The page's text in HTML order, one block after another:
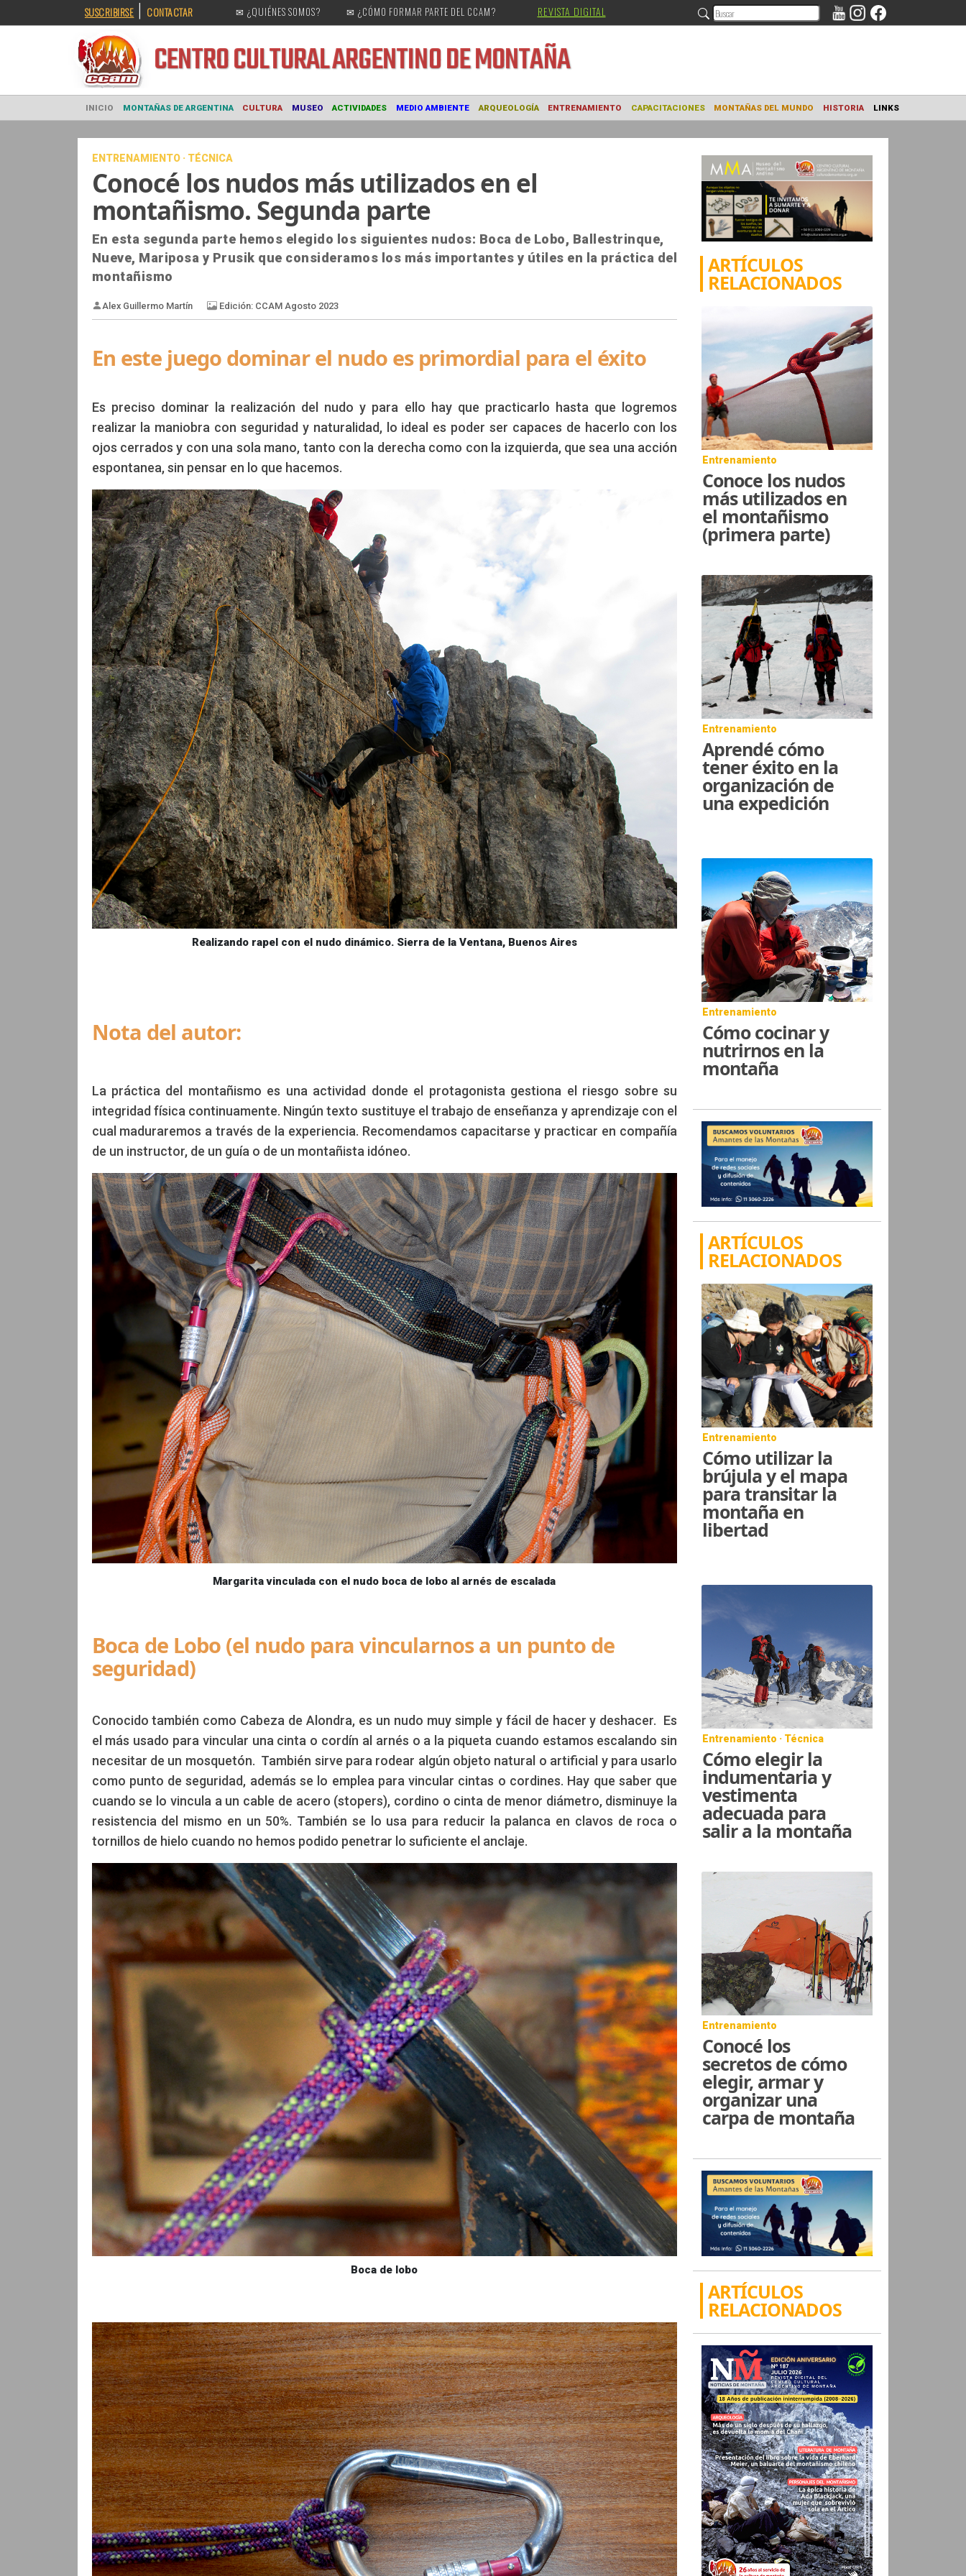
SUSCRIBIRSE | CONTACTAR ✉ ¿QUIÉNES SOMOS? ✉ ¿CÓMO FORMAR PARTE DEL CCAM? REVISTA DIGITAL
CENTRO CULTURALARGENTINO DE MONTAÑA
INICIO MONTAÑAS DE ARGENTINA CULTURA MUSEO ACTIVIDADES MEDIO AMBIENTE ARQUEOLOGÍA ENTRENAMIENTO CAPACITACIONES MONTAÑAS DEL MUNDO HISTORIA
ENTRENAMIENTO · TÉCNICA
Conocé los nudos más utilizados en el
montañismo. Segunda parte
En esta segunda parte hemos elegido los siguientes nudos: Boca de Lobo, Ballestrinque,
Nueve, Mariposa y Prusik que consideramos los más importantes y útiles en la práctica del
montañismo
En este juego dominar el nudo es primordial para el éxito
Es preciso dominar la realización del nudo y para ello hay que practicarlo hasta que logremos
realizar la maniobra con seguridad y naturalidad, lo ideal es poder ser capaces de hacerlo con los
ojos cerrados y con una sola mano, tanto con la derecha como con la izquierda, que sea una acción
espontanea, sin pensar en lo que hacemos.
Realizando rapel con el nudo dinámico. Sierra de la Ventana, Buenos Aires
Nota del autor:
La práctica del montañismo es una actividad donde el protagonista gestiona el riesgo sobre su
integridad física continuamente. Ningún texto sustituye el trabajo de enseñanza y aprendizaje con el
cual maduraremos a través de la experiencia. Recomendamos capacitarse y practicar en compañía
de un instructor, de un guía o de un montañista idóneo.
Margarita vinculada con el nudo boca de lobo al arnés de escalada
Boca de Lobo (el nudo para vincularnos a un punto de
seguridad)
Conocido también como Cabeza de Alondra, es un nudo muy simple y fácil de hacer y deshacer. Es
el más usado para vincular una cinta o cordín al arnés o a la piqueta cuando estamos escalando sin
necesitar de un mosquetón. También sirve para rodear algún objeto natural o artificial y para usarlo
como punto de seguridad, además se lo emplea para vincular cintas o cordines. Hay que saber que
cuando se lo vincula a un cable de acero (stopers), cordino o cinta de menor diámetro, disminuye la
resistencia del mismo en un 50%. También se lo usa para reducir la palanca en clavos de roca o
tornillos de hielo cuando no hemos podido penetrar lo suficiente el anclaje.
Boca de lobo
ARTÍCULOS
RELACIONADOS
Entrenamiento
Conoce los nudos
más utilizados en
el montañismo
(primera parte)
Entrenamiento
Aprendé cómo
tener éxito en la
organización de
una expedición
Entrenamiento
Cómo cocinar y
nutrirnos en la
montaña
ARTÍCULOS
RELACIONADOS
Entrenamiento
Cómo utilizar la
brújula y el mapa
para transitar la
montaña en
libertad
Entrenamiento · Técnica
Cómo elegir la
indumentaria y
vestimenta
adecuada para
salir a la montaña
Entrenamiento
Conocé los
secretos de cómo
elegir, armar y
organizar una
carpa de montaña
ARTÍCULOS
RELACIONADOS